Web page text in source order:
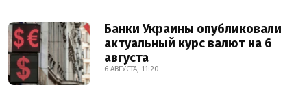
Банки Украины опубликовали
актуальный курс валют на 6
августа
6 АВГУСТА, 11:20